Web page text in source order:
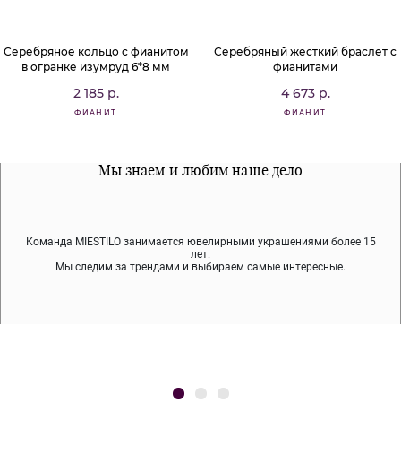
Серебряное кольцо с фианитом
в огранке изумруд 6*8 мм
2 185 р.
ФИАНИТ
Серебряный жесткий браслет с
фианитами
4 673 р.
ФИАНИТ
Мы знаем и любим наше дело
Команда MIESTILO занимается ювелирными украшениями более 15
лет.
Мы следим за трендами и выбираем самые интересные.
Все наши материалы гипоалергенны
Мы используем покрытие (родий, ювелирный сплав), которое не
содержит никеля и свинца — это исключает аллергию.
Примерка перед покупкой
Во время доставки спокойно примеряйте украшения, выбирайте те,
что вам нравятся, остальные заберёт курьер.